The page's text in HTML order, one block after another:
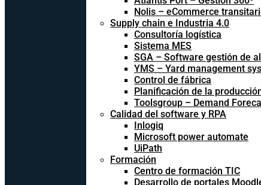
Nolis – eCommerce
Supply chain e Industria 4.0
Consultoría logística
Sistema MES
SGA – Software gestión de
YMS – Yard management
Control de fábrica
Planificación de la
Toolsgroup – Demand
Calidad del software y RPA
Inlogiq
Microsoft power automate
UiPath
Formación
Centro de formación TIC
Desarrollo de portales